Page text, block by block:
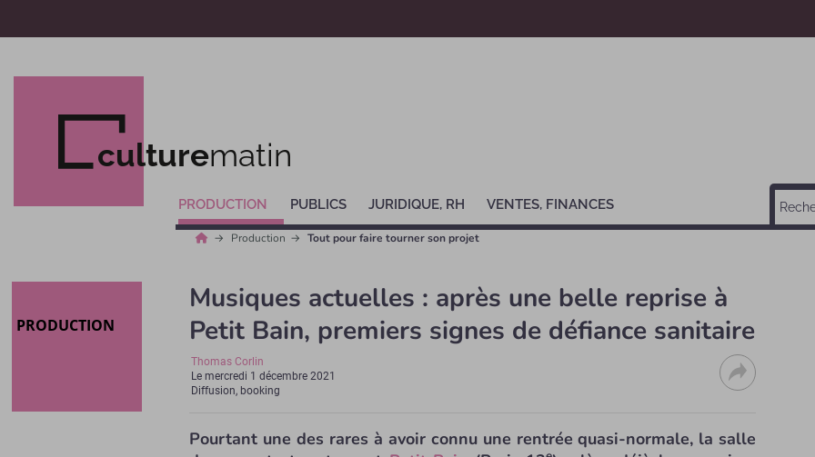
culturematin
PRODUCTION PUBLICS JURIDIQUE, RH VENTES, FINANCES
Production Tout pour faire tourner son projet
PRODUCTION
Musiques actuelles : après une belle reprise à
Petit Bain, premiers signes de défiance sanitaire
Thomas Corlin
Lemercredi 1 décembre 2021
Diffusion, booking
Pourtant une des rares à avoir connu une rentrée quasi-normale, la salle